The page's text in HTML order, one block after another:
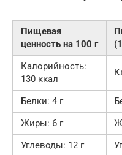
Пищевая
ценность на 100 г
Калорийность:
130 ккал
Белки: 4 г
Жиры: 6 г
Углеводы: 12 г